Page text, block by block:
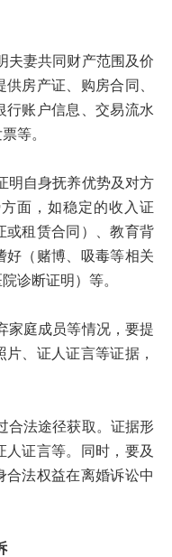
妻共同财产范围及价
房产证、购房合同、
行账户信息、交易流水
等。
自身抚养优势及对方
面，如稳定的收入证
或租赁合同）、教育背
好（赌博、吸毒等相关
诊断证明）等。
庭成员等情况，要提
、证人证言等证据，
法途径获取。证据形
证言等。同时，要及
合法权益在离婚诉讼中